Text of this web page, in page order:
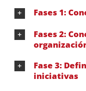
Fases 1:
Fases 2:
Fase 3:
iniciativas